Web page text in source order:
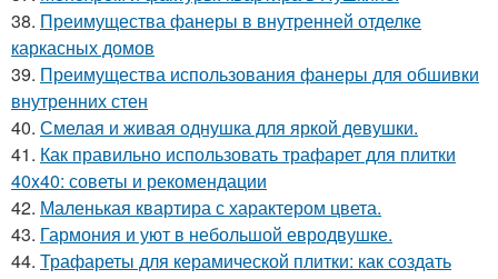
38. Преимущества фанеры в внутренней отделке
каркасных домов
39. Преимущества использования фанеры для обшивки
внутренних стен
40. Смелая и живая однушка для яркой девушки.
41. Как правильно использовать трафарет для плитки
40x40: советы и рекомендации
42. Маленькая квартира с характером цвета.
43. Гармония и уют в небольшой евродвушке.
44. Трафареты для керамической плитки: как создать